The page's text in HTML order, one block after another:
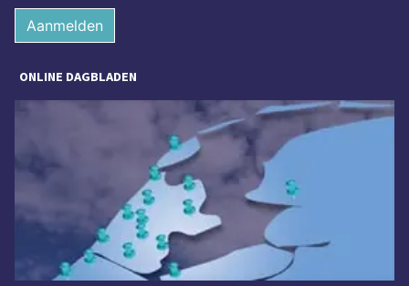
Aanmelden
ONLINE DAGBLADEN